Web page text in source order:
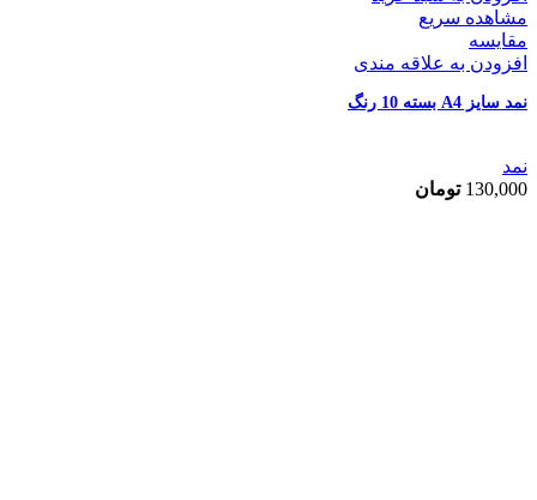
مشاهده سریع
مقایسه
افزودن به علاقه مندی
نمد سایز A4 بسته 10 رنگ
نمد
130,000 تومان